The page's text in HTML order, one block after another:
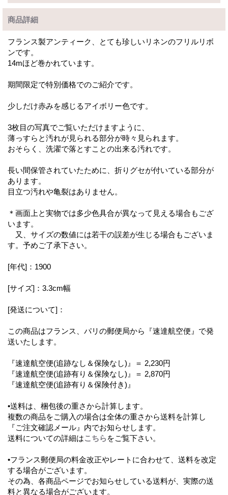
商品詳細
フランス製アンティーク、とても珍しいリネンのフリルリボ
ンです。
14mほど巻かれています。
期間限定で特別価格でのご紹介です。
少しだけ赤みを感じるアイボリー色です。
3枚目の写真でご覧いただけますように、
薄っすらと汚れが見られる部分が時々見られます。
おそらく、洗濯で落とすことの出来る汚れです。
長い間保管されていたために、折りグセが付いている部分が
あります。
目立つ汚れや亀裂はありません。
＊画面上と実物では多少色具合が異なって見える場合もござ
います。
又、サイズの数値には若干の誤差が生じる場合もございま
す。予めご了承下さい。
[年代]：1900
[サイズ]：3.3cm幅
[発送について]：
この商品はフランス、パリの郵便局から『速達航空便』で発
送いたします。
『速達航空便(追跡なし＆保険なし)』＝ 2,230円
『速達航空便(追跡有り＆保険なし)』＝ 2,870円
『速達航空便(追跡有り＆保険付き)』
•送料は、梱包後の重さから計算します。
複数の商品をご購入の場合は全体の重さから送料を計算し
『ご注文確認メール』内でお知らせします。
送料についての詳細はこちらをご覧下さい。
•フランス郵便局の料金改正やレートに合わせて、送料を改定
する場合がございます。
その為、各商品ページでお知らせしている送料が、実際の送
料と異なる場合がございます。